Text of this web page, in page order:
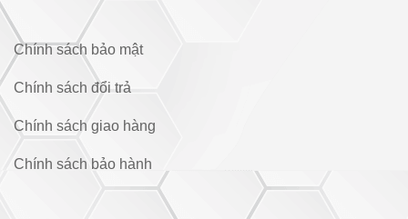
Chính sách bảo mật
Chính sách đổi trả
Chính sách giao hàng
Chính sách bảo hành